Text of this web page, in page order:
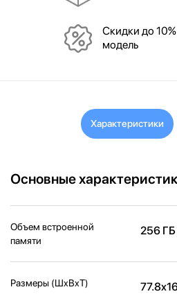
Скидки до
модель
Характеристики
Основные
Объем встроенной
памяти
256 ГБ
Размеры (ШxВxТ)